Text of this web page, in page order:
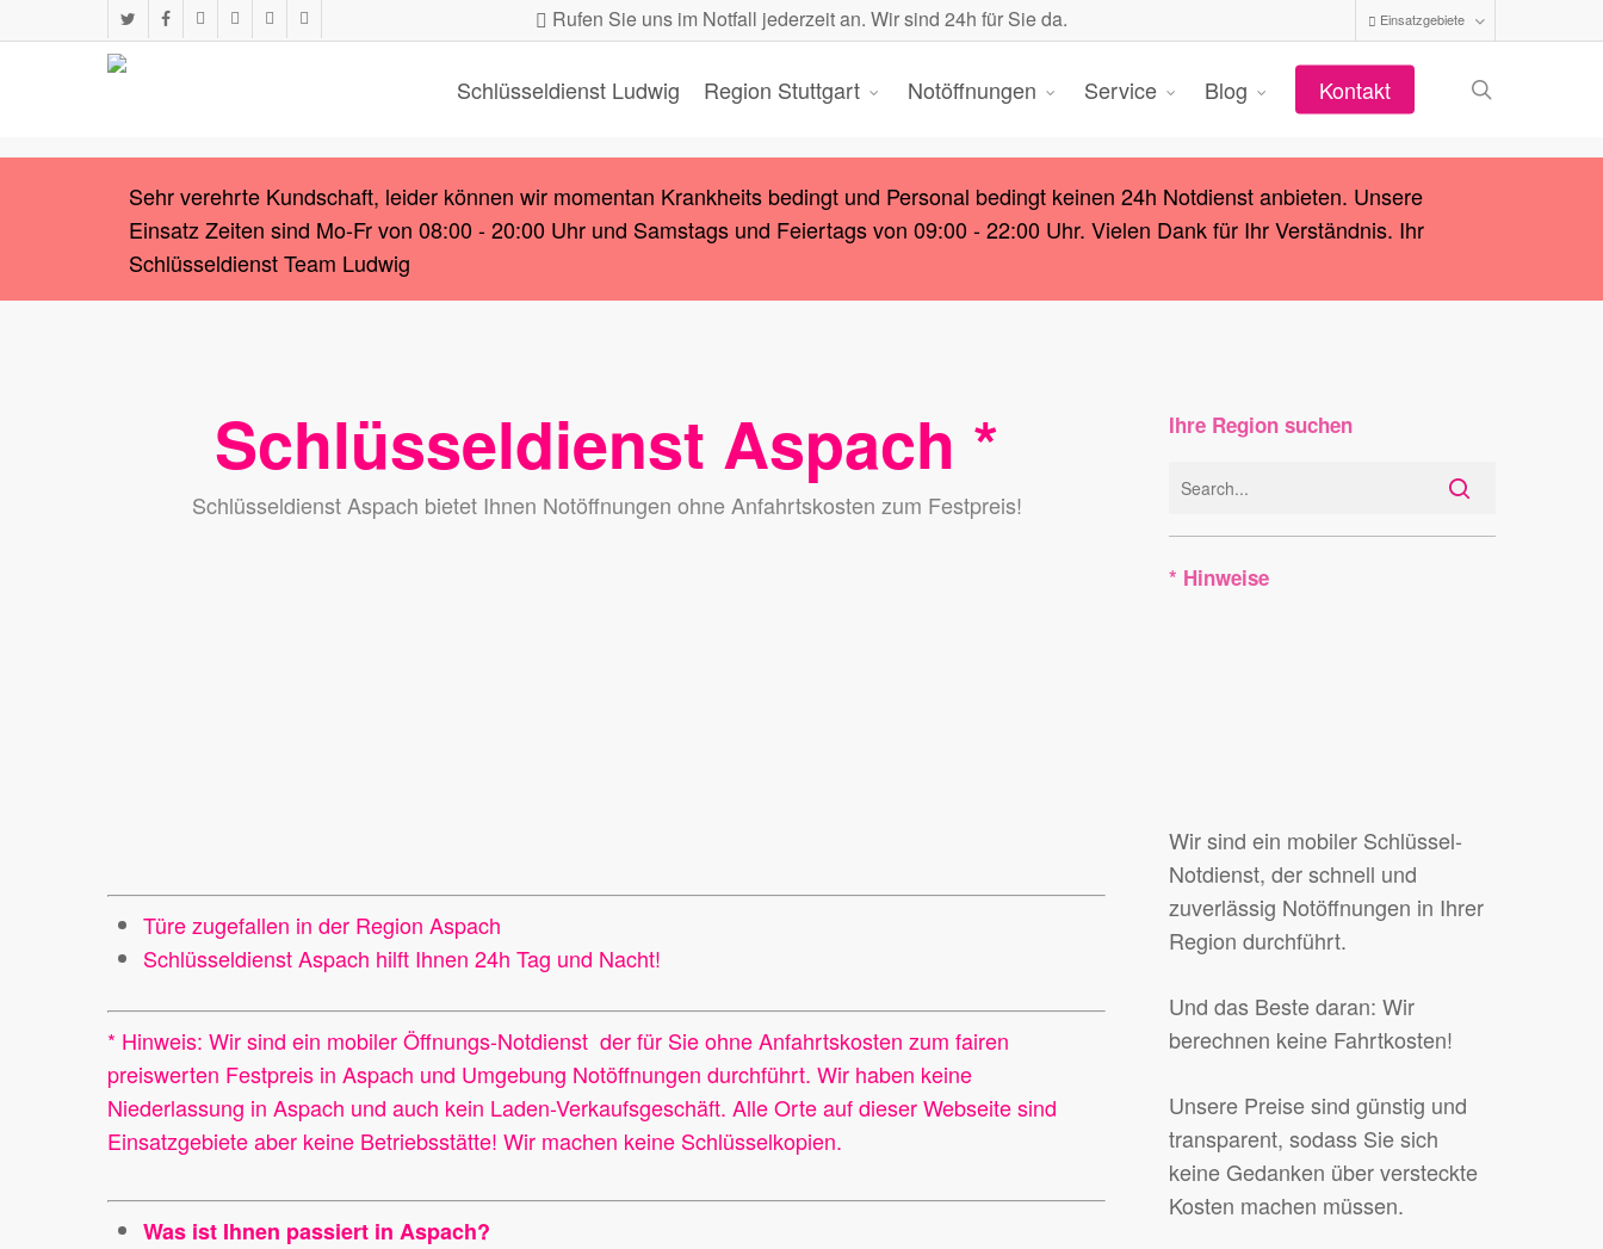
to
twitter facebookinstagramwhatsappphoneemail Rufen Sie uns im Notfall jederzeit an. Wir sind 24h für Sie da. Einsatzgebiete
Schlüsseldienst Ludwig Region Stuttgart Notöffnungen Service Blog Kontakt
Sehr verehrte Kundschaft, leider können wir momentan Krankheits bedingt und Personal bedingt keinen 24h Notdienst anbieten. Unsere
Einsatz Zeiten sind Mo-Fr von 08:00 - 20:00 Uhr und Samstags und Feiertags von 09:00 - 22:00 Uhr. Vielen Dank für Ihr Verständnis. Ihr
Schlüsseldienst Team Ludwig
Schlüsseldienst Aspach *
Schlüsseldienst Aspach bietet Ihnen Notöffnungen ohne Anfahrtskosten zum Festpreis!
Türe zugefallen in der Region Aspach
Schlüsseldienst Aspach hilft Ihnen 24h Tag und Nacht!
* Hinweis: Wir sind ein mobiler Öffnungs-Notdienst der für Sie ohne Anfahrtskosten zum fairen
preiswerten Festpreis in Aspach und Umgebung Notöffnungen durchführt. Wir haben keine
Niederlassung in Aspach und auch kein Laden-Verkaufsgeschäft. Alle Orte auf dieser Webseite sind
Einsatzgebiete aber keine Betriebsstätte! Wir machen keine Schlüsselkopien.
Was ist Ihnen passiert in Aspach?
Ihre Region suchen
* Hinweise
Wir sind ein mobiler Schlüssel-
Notdienst, der schnell und
zuverlässig Notöffnungen in Ihrer
Region durchführt.
Und das Beste daran: Wir
berechnen keine Fahrtkosten!
Unsere Preise sind günstig und
transparent, sodass Sie sich
keine Gedanken über versteckte
Kosten machen müssen.